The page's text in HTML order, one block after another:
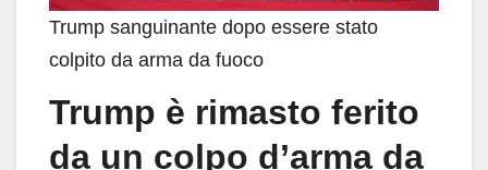
Trump sanguinante dopo essere stato
colpito da arma da fuoco
Trump è rimasto ferito
da un colpo d’arma da